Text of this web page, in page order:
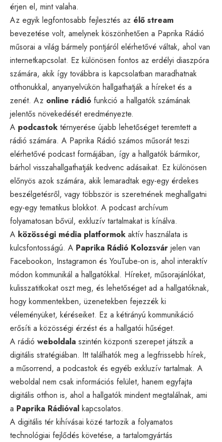
érjen el, mint valaha.
Az egyik legfontosabb fejlesztés az élő stream
bevezetése volt, amelynek köszönhetően a Paprika Rádió
műsorai a világ bármely pontjáról elérhetővé váltak, ahol van
internetkapcsolat. Ez különösen fontos az erdélyi diaszpóra
számára, akik így továbbra is kapcsolatban maradhatnak
otthonukkal, anyanyelvükön hallgathatják a híreket és a
zenét. Az online rádió funkció a hallgatók számának
jelentős növekedését eredményezte.
A podcastok térnyerése újabb lehetőséget teremtett a
rádió számára. A Paprika Rádió számos műsorát teszi
elérhetővé podcast formájában, így a hallgatók bármikor,
bárhol visszahallgathatják kedvenc adásaikat. Ez különösen
előnyös azok számára, akik lemaradtak egy-egy érdekes
beszélgetésről, vagy többször is szeretnének meghallgatni
egy-egy tematikus blokkot. A podcast archívum
folyamatosan bővül, exkluzív tartalmakat is kínálva.
A közösségi média platformok aktív használata is
kulcsfontosságú. A Paprika Rádió Kolozsvár jelen van
Facebookon, Instagramon és YouTube-on is, ahol interaktív
módon kommunikál a hallgatókkal. Híreket, műsorajánlókat,
kulisszatitkokat oszt meg, és lehetőséget ad a hallgatóknak,
hogy kommentekben, üzenetekben fejezzék ki
véleményüket, kéréseiket. Ez a kétirányú kommunikáció
erősíti a közösségi érzést és a hallgatói hűséget.
A rádió weboldala szintén központi szerepet játszik a
digitális stratégiában. Itt találhatók meg a legfrissebb hírek,
a műsorrend, a podcastok és egyéb exkluzív tartalmak. A
weboldal nem csak információs felület, hanem egyfajta
digitális otthon is, ahol a hallgatók mindent megtalálnak, ami
a Paprika Rádióval kapcsolatos.
A digitális tér kihívásai közé tartozik a folyamatos
technológiai fejlődés követése, a tartalomgyártás